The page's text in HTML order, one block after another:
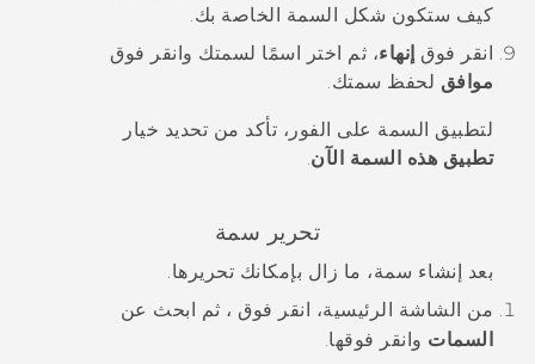
كيف ستكون شكل السمة الخاصة بك.
انقر فوق إنهاء، ثم اختر اسمًا لسمتك وانقر فوق
موافق لحفظ سمتك.
لتطبيق السمة على الفور، تأكد من تحديد خيار
تطبيق هذه السمة الآن.
تحرير سمة
بعد إنشاء سمة، ما زال بإمكانك تحريرها.
من الشاشة الرئيسية، انقر فوق ، ثم ابحث عن
السمات وانقر فوقها.